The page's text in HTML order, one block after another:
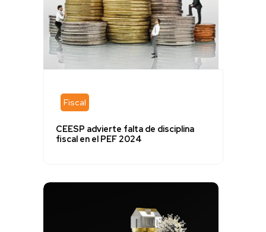
Fiscal
CEESP advierte falta de disciplina
fiscal en el PEF 2024